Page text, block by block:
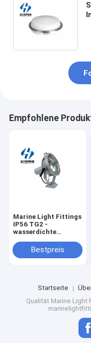
Empfohlene
Marine Light Fittings
IP56 TG2 -
wasserdichte
Outdoor Dock Port
Marinescheinwerferlicht
Bestpreis
Startseite
Qualität Marine Light